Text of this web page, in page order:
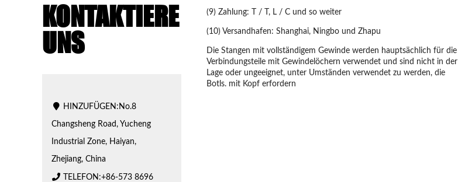
KONTAKTIERE
UNS
HINZUFÜGEN:No.8
Changsheng Road, Yucheng
Industrial Zone, Haiyan,
Zhejiang, China
TELEFON:+86-573 8696
(9) Zahlung: T / T, L / C und so weiter
(10) Versandhafen: Shanghai, Ningbo und Zhapu
Die Stangen mit vollständigem Gewinde werden hauptsächlich für die
Verbindungsteile mit Gewindelöchern verwendet und sind nicht in der
Lage oder ungeeignet, unter Umständen verwendet zu werden, die
Botls. mit Kopf erfordern